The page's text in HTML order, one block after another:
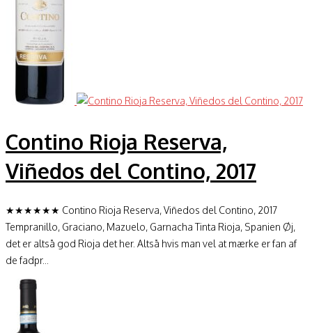
Contino Rioja Reserva,
Viñedos del Contino, 2017
★★★★★★ Contino Rioja Reserva, Viñedos del Contino, 2017
Tempranillo, Graciano, Mazuelo, Garnacha Tinta Rioja, Spanien Øj,
det er altså god Rioja det her. Altså hvis man vel at mærke er fan af
de fadpr...